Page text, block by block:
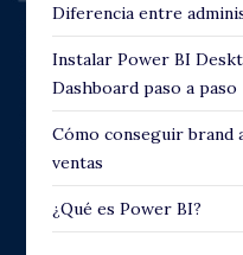
Diferencia entre
Instalar Power BI
Dashboard paso a paso
Cómo conseguir brand
ventas
¿Qué es Power BI?